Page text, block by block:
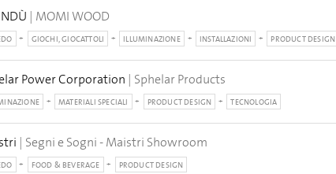
| MOMI WOOD
GIOCHI, GIOCATTOLI ILLUMINAZIONE INSTALLAZIONI PRODUCT DESIGN
Power Corporation | Sphelar Products
MATERIALI SPECIALI PRODUCT DESIGN TECNOLOGIA
| Segni e Sogni - Maistri Showroom
FOOD & BEVERAGE PRODUCT DESIGN